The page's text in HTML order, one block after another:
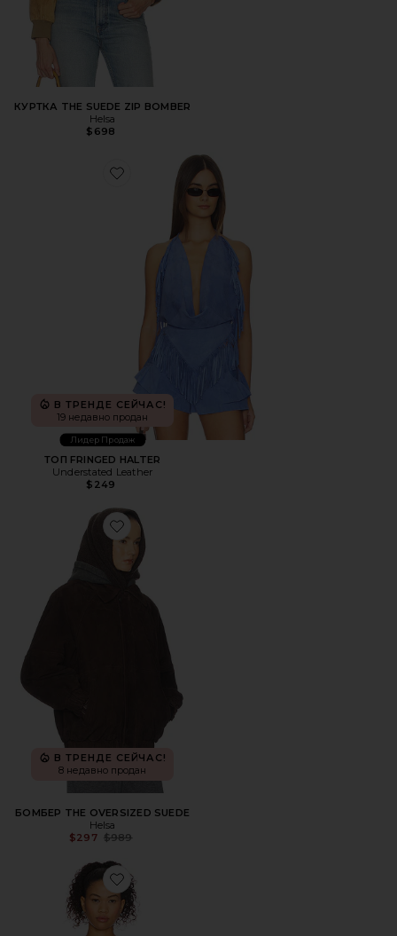
КУРТКА THE SUEDE ZIP BOMBER
Helsa
$698
Favorite ТОП FRINGED HALTER
В ТРЕНДЕ СЕЙЧАС!
19 недавно продан
Лидер Продаж
ТОП FRINGED HALTER
Understated Leather
$249
Favorite БОМБЕР THE OVERSIZED SUEDE
В ТРЕНДЕ СЕЙЧАС!
8 недавно продан
БОМБЕР THE OVERSIZED SUEDE
Helsa
$297 Previous price:
$989
Favorite ТОП